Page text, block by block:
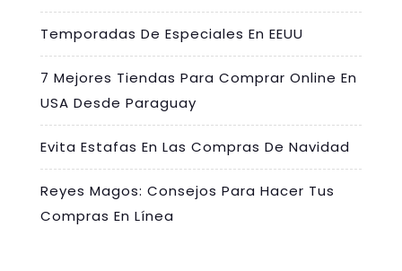
Temporadas De Especiales En EEUU
7 Mejores Tiendas Para Comprar Online En
USA Desde Paraguay
Evita Estafas En Las Compras De Navidad
Reyes Magos: Consejos Para Hacer Tus
Compras En Línea